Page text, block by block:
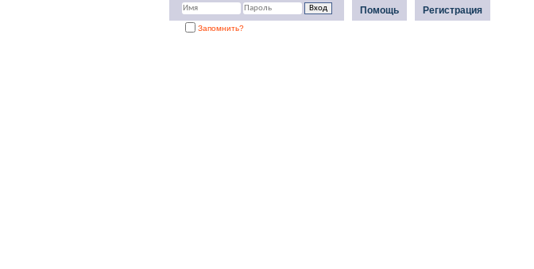
Регистрация
Помощь
Запомнить?